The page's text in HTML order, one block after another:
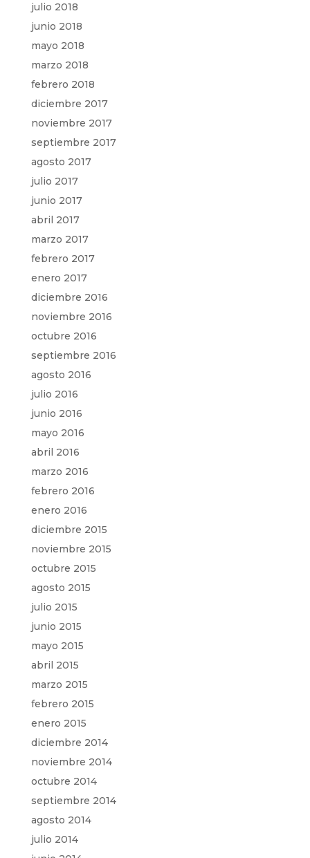
julio 2018
junio 2018
mayo 2018
marzo 2018
febrero 2018
diciembre 2017
noviembre 2017
septiembre 2017
agosto 2017
julio 2017
junio 2017
abril 2017
marzo 2017
febrero 2017
enero 2017
diciembre 2016
noviembre 2016
octubre 2016
septiembre 2016
agosto 2016
julio 2016
junio 2016
mayo 2016
abril 2016
marzo 2016
febrero 2016
enero 2016
diciembre 2015
noviembre 2015
octubre 2015
agosto 2015
julio 2015
junio 2015
mayo 2015
abril 2015
marzo 2015
febrero 2015
enero 2015
diciembre 2014
noviembre 2014
octubre 2014
septiembre 2014
agosto 2014
julio 2014